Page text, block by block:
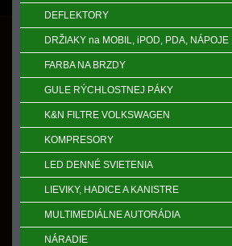
DEFLEKTORY
DRŽIAKY na MOBIL, iPOD, PDA, NÁPOJE
FARBA NA BRZDY
GULE RÝCHLOSTNEJ PÁKY
K&N FILTRE VOLKSWAGEN
KOMPRESORY
LED DENNÉ SVIETENIA
LIEVIKY, HADICE A KANISTRE
MULTIMEDIÁLNE AUTORÁDIA
NÁRADIE